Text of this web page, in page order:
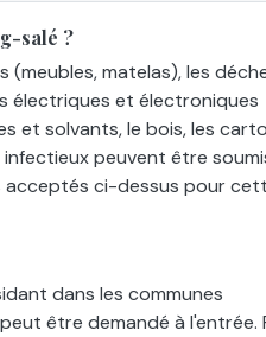
salé ?
matelas), les
électriques et électroniques
et solvants, le bois, les
peuvent être
acceptés ci-dessus pour
dans les communes
être demandé à l'entrée.